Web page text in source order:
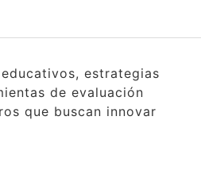
estrategias
de evaluación
que buscan innovar